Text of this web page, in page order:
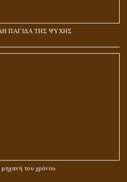
ΠΑΓΙΔΑ ΤΗΣ ΨΥΧΗΣ
του χρόνου